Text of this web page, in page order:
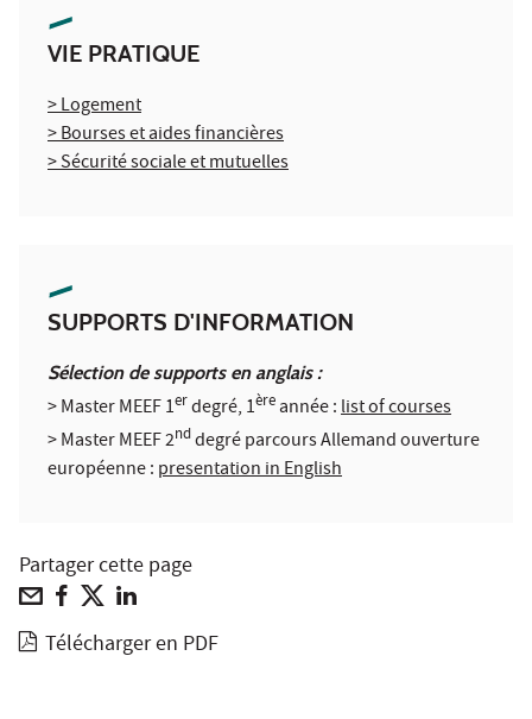
VIE PRATIQUE
> Logement
> Bourses et aides financières
> Sécurité sociale et mutuelles
SUPPORTS D'INFORMATION
Sélection de supports en anglais :
> Master MEEF 1erdegré, 1èreannée :list of courses
> Master MEEF 2nddegré parcours Allemand ouverture
européenne : presentation in English
Partager cette page
Télécharger en PDF